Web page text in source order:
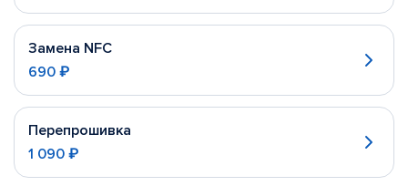
Замена NFC
690 ₽
Перепрошивка
1 090 ₽